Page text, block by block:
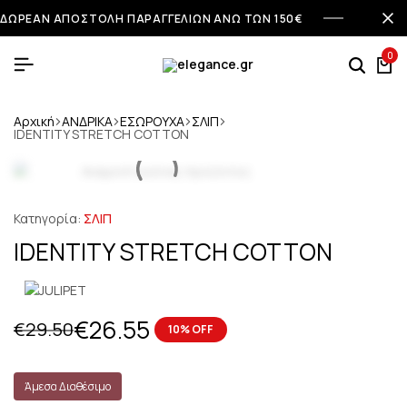
ΔΩΡΕΑΝ ΑΠΟΣΤΟΛΗ ΠΑΡΑΓΓΕΛΙΩΝ ΑΝΩ ΤΩΝ 150€
0
Αρχική ΑΝΔΡΙΚΑ ΕΣΩΡΟΥΧΑ ΣΛΙΠ
IDENTITY STRETCH COTTON
Κατηγορία: ΣΛΙΠ
IDENTITY STRETCH COTTON
€29.50€26.55 10% OFF
Άμεσα Διαθέσιμο